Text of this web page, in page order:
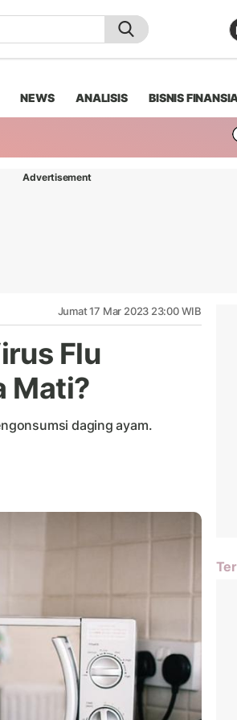
NEWS ANALISIS BISNIS
Advertisement
Jumat 17 Mar 2023 23:00 WIB
Flu
Mati?
daging ayam.